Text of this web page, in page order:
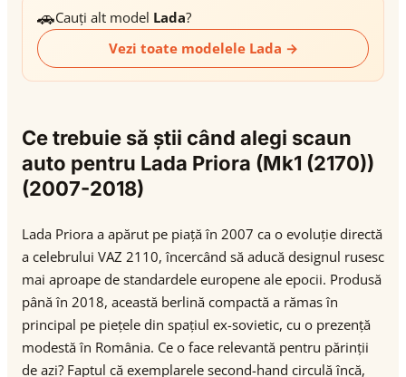
🚗Cauți alt model Lada?
Vezi toate modelele Lada →
Ce trebuie să știi când alegi scaun
auto pentru Lada Priora (Mk1 (2170))
(2007-2018)
Lada Priora a apărut pe piață în 2007 ca o evoluție directă
a celebrului VAZ 2110, încercând să aducă designul rusesc
mai aproape de standardele europene ale epocii. Produsă
până în 2018, această berlină compactă a rămas în
principal pe piețele din spațiul ex-sovietic, cu o prezență
modestă în România. Ce o face relevantă pentru părinții
de azi? Faptul că exemplarele second-hand circulă încă,